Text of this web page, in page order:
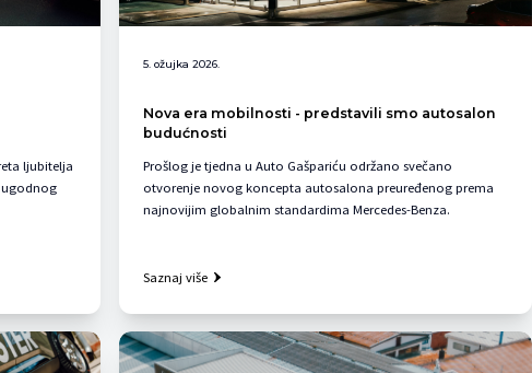
ljubitelja
ugodnog
5. ožujka 2026.
Nova era mobilnosti - predstavili smo autosalon
budućnosti
Prošlog je tjedna u Auto Gašpariću održano svečano
otvorenje novog koncepta autosalona preuređenog prema
najnovijim globalnim standardima Mercedes-Benza.
Saznaj više